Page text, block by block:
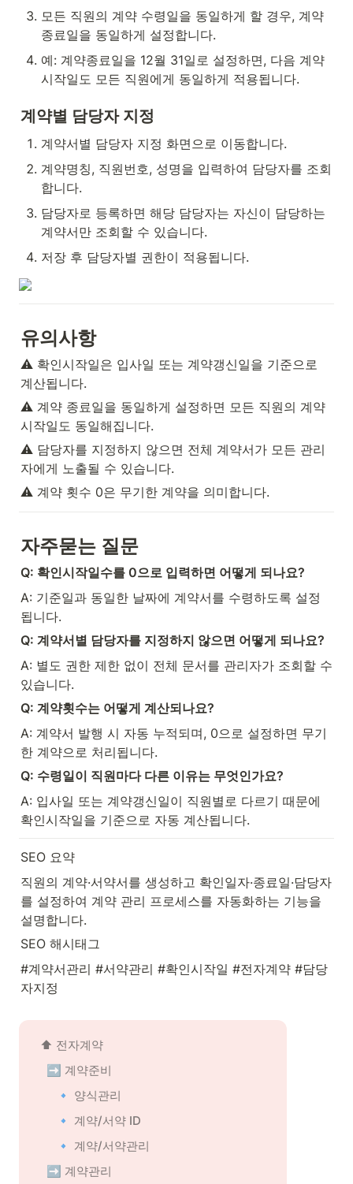
모든 직원의 계약 수령일을 동일하게 할 경우, 계약
종료일을 동일하게 설정합니다.
예: 계약종료일을 12월 31일로 설정하면, 다음 계약
시작일도 모든 직원에게 동일하게 적용됩니다.
계약별 담당자 지정
계약서별 담당자 지정 화면으로 이동합니다.
계약명칭, 직원번호, 성명을 입력하여 담당자를 조회
합니다.
담당자로 등록하면 해당 담당자는 자신이 담당하는
계약서만 조회할 수 있습니다.
저장 후 담당자별 권한이 적용됩니다.
유의사항
⚠️ 확인시작일은 입사일 또는 계약갱신일을 기준으로
계산됩니다.
⚠️ 계약 종료일을 동일하게 설정하면 모든 직원의 계약
시작일도 동일해집니다.
⚠️ 담당자를 지정하지 않으면 전체 계약서가 모든 관리
자에게 노출될 수 있습니다.
⚠️ 계약 횟수 0은 무기한 계약을 의미합니다.
자주묻는 질문
Q: 확인시작일수를 0으로 입력하면 어떻게 되나요?
A: 기준일과 동일한 날짜에 계약서를 수령하도록 설정
됩니다.
Q: 계약서별 담당자를 지정하지 않으면 어떻게 되나요?
A: 별도 권한 제한 없이 전체 문서를 관리자가 조회할 수
있습니다.
Q: 계약횟수는 어떻게 계산되나요?
A: 계약서 발행 시 자동 누적되며, 0으로 설정하면 무기
한 계약으로 처리됩니다.
Q: 수령일이 직원마다 다른 이유는 무엇인가요?
A: 입사일 또는 계약갱신일이 직원별로 다르기 때문에
확인시작일을 기준으로 자동 계산됩니다.
SEO 요약
직원의 계약·서약서를 생성하고 확인일자·종료일·담당자
를 설정하여 계약 관리 프로세스를 자동화하는 기능을
설명합니다.
SEO 해시태그
#계약서관리 #서약관리 #확인시작일 #전자계약 #담당
자지정
⬆️ 전자계약
➡️ 계약준비
🔹 양식관리
🔹 계약/서약 ID
🔹 계약/서약관리
➡️ 계약관리